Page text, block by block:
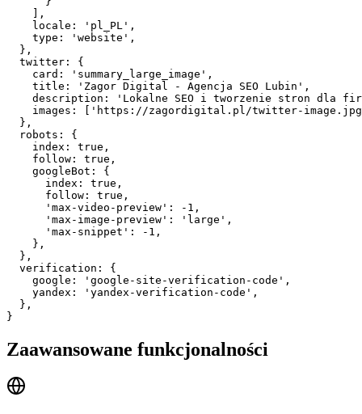
    ],
    locale: 'pl_PL',
    type: 'website',
  },
  twitter: {
    card: 'summary_large_image',
    title: 'Zagor Digital - Agencja SEO Lubin',
description: 'Lokalne SEO i tworzenie stron dla
images: ['https://zagordigital.pl/twitter-
  },
  robots: {
    index: true,
    follow: true,
    googleBot: {
      index: true,
      follow: true,
      'max-video-preview': -1,
      'max-image-preview': 'large',
      'max-snippet': -1,
    },
  },
  verification: {
    google: 'google-site-verification-code',
    yandex: 'yandex-verification-code',
  },
}
Zaawansowane funkcjonalności